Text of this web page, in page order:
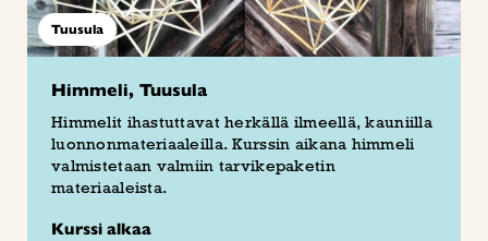
Tuusula
Himmeli, Tuusula
Himmelit ihastuttavat herkällä ilmeellä, kauniilla
luonnonmateriaaleilla. Kurssin aikana himmeli
valmistetaan valmiin tarvikepaketin
materiaaleista.
Kurssi alkaa